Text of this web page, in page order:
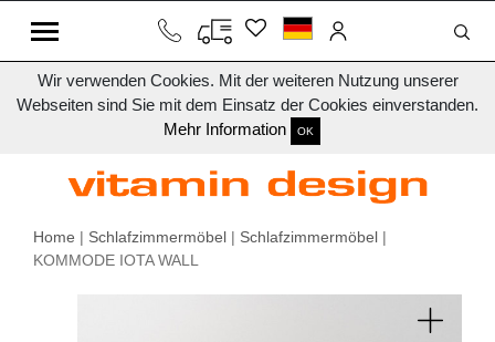
Wir verwenden Cookies. Mit der weiteren Nutzung unserer
Webseiten sind Sie mit dem Einsatz der Cookies einverstanden.
Mehr Information
OK
Home | Schlafzimmermöbel | Schlafzimmermöbel |
KOMMODE IOTA WALL